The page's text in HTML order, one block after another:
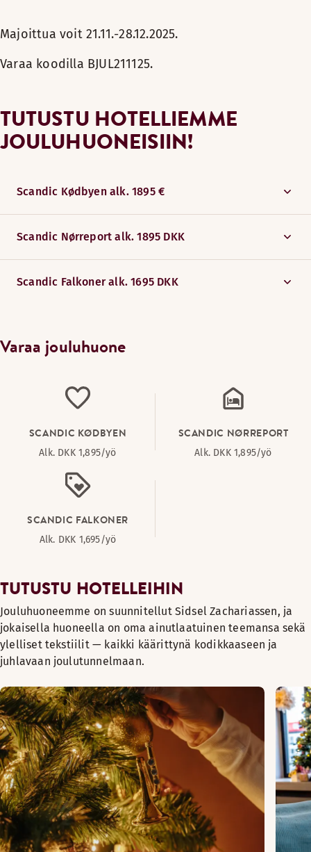
Majoittua voit 21.11.-28.12.2025.
Varaa koodilla BJUL211125.
TUTUSTU HOTELLIEMME
JOULUHUONEISIIN!
Scandic Kødbyen alk. 1895 €
Scandic Nørreport alk. 1895 DKK
Scandic Falkoner alk. 1695 DKK
Varaa jouluhuone
SCANDIC KØDBYEN
Alk. DKK 1,895/yö
SCANDIC NØRREPORT
Alk. DKK 1,895/yö
SCANDIC FALKONER
Alk. DKK 1,695/yö
TUTUSTU HOTELLEIHIN
Jouluhuoneemme on suunnitellut Sidsel Zachariassen, ja
jokaisella huoneella on oma ainutlaatuinen teemansa sekä
ylelliset tekstiilit — kaikki käärittynä kodikkaaseen ja
juhlavaan joulutunnelmaan.